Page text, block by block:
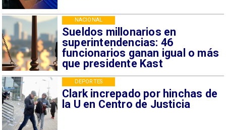
Sueldos millonarios en
superintendencias: 46
funcionarios ganan igual o más
que presidente Kast
NACIONAL
Clark increpado por hinchas de
la U en Centro de Justicia
DEPORTES